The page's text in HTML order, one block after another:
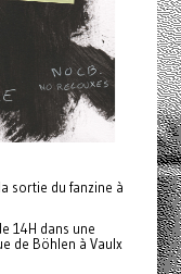
sortie du fanzine à
14H dans une
de Böhlen à Vaulx